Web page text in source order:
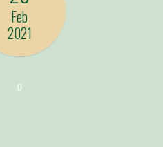
Feb
2021
0